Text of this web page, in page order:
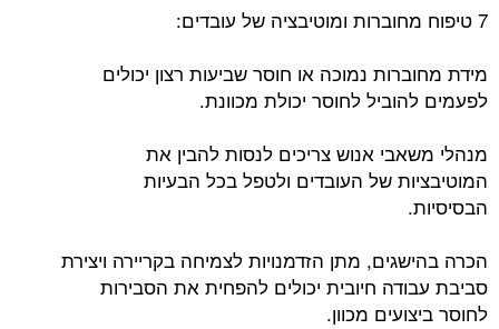
7 טיפוח מחוברות ומוטיבציה של עובדים:
מידת מחוברות נמוכה או חוסר שביעות רצון יכולים
לפעמים להוביל לחוסר יכולת מכוונת.
מנהלי משאבי אנוש צריכים לנסות להבין את
המוטיבציות של העובדים ולטפל בכל הבעיות
הבסיסיות.
הכרה בהישגים, מתן הזדמנויות לצמיחה בקריירה ויצירת
סביבת עבודה חיובית יכולים להפחית את הסבירות
לחוסר ביצועים מכוון.